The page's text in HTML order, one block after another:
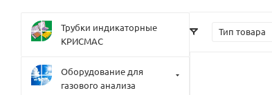
Тип товара
Трубки индикаторные
КРИСМАС
Оборудование для
газового анализа